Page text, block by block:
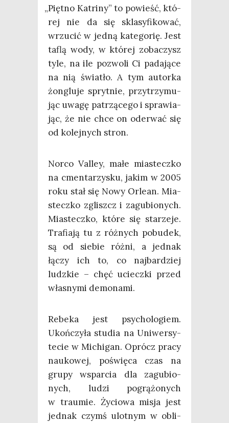
„Pięt­no Katri­ny” to powieść, któ­
rej nie da się skla­sy­fi­ko­wać,
wrzu­cić w jed­ną kate­go­rię. Jest
taflą wody, w któ­rej zoba­czysz
tyle, na ile pozwo­li Ci pada­ją­ce
na nią świa­tło. A tym autor­ka
żon­glu­je spryt­nie, przy­trzy­mu­
jąc uwa­gę patrzą­ce­go i spra­wia­
jąc, że nie chce on ode­rwać się
od kolej­nych stron.
Nor­co Val­ley, małe mia­stecz­ko
na cmen­ta­rzy­sku, jakim w 2005
roku stał się Nowy Orle­an. Mia­
stecz­ko zgliszcz i zagu­bio­nych.
Mia­stecz­ko, któ­re się sta­rze­je.
Tra­fia­ją tu z róż­nych pobu­dek,
są od sie­bie róż­ni, a jed­nak
łączy ich to, co naj­bar­dziej
ludz­kie – chęć uciecz­ki przed
wła­sny­mi demonami.
Rebe­ka jest psy­cho­lo­giem.
Ukoń­czy­ła stu­dia na Uni­wer­sy­
te­cie w Michi­gan. Oprócz pra­cy
nauko­wej, poświę­ca czas na
gru­py wspar­cia dla zagu­bio­
nych, ludzi pogrą­żo­nych
w trau­mie. Życio­wa misja jest
jed­nak czymś ulot­nym w obli­